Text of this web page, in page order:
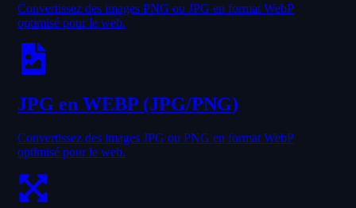
Convertissez des images PNG ou JPG en format WebP
optimisé pour le web.
JPG en WEBP (JPG/PNG)
Convertissez des images JPG ou PNG en format WebP
optimisé pour le web.